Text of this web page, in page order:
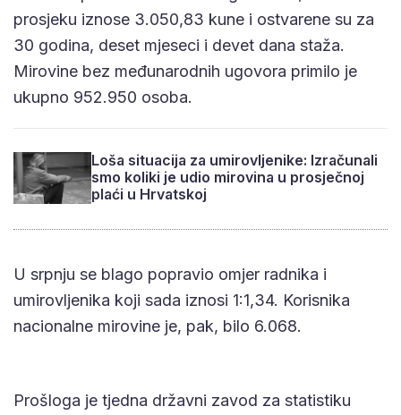
prosjeku iznose 3.050,83 kune i ostvarene su za
30 godina, deset mjeseci i devet dana staža.
Mirovine bez međunarodnih ugovora primilo je
ukupno 952.950 osoba.
Loša situacija za umirovljenike: Izračunali
smo koliki je udio mirovina u prosječnoj
plaći u Hrvatskoj
U srpnju se blago popravio omjer radnika i
umirovljenika koji sada iznosi 1:1,34. Korisnika
nacionalne mirovine je, pak, bilo 6.068.
Prošloga je tjedna državni zavod za statistiku